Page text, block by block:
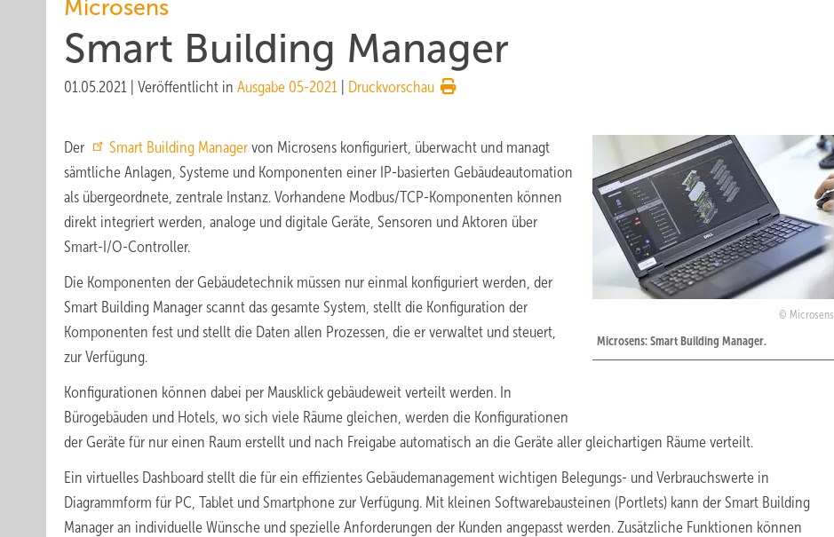
Microsens
Smart Building Manager
01.05.2021 Veröffentlicht in Ausgabe 05-2021 Druckvorschau
Microsens
Microsens: Smart Building Manager.
Der Smart Building Manager von Microsens konfiguriert, überwacht und managt
sämtliche Anlagen, Systeme und Komponenten einer IP-basierten Gebäudeautomation
als übergeordnete, zentrale Instanz. Vorhandene Modbus/TCP-Komponenten können
direkt integriert werden, analoge und digitale Geräte, Sensoren und Aktoren über
Smart-I/O-Controller.
Die Komponenten der Gebäudetechnik müssen nur einmal konfiguriert werden, der
Smart Building Manager scannt das gesamte System, stellt die Konfiguration der
Komponenten fest und stellt die Daten allen Prozessen, die er verwaltet und steuert,
zur Verfügung.
Konfigurationen können dabei per Mausklick gebäudeweit verteilt werden. In
Bürogebäuden und Hotels, wo sich viele Räume gleichen, werden die Konfigurationen
der Geräte für nur einen Raum erstellt und nach Freigabe automatisch an die Geräte aller gleichartigen Räume verteilt.
Ein virtuelles Dashboard stellt die für ein effizientes Gebäudemanagement wichtigen Belegungs- und Verbrauchswerte in
Diagrammform für PC, Tablet und Smartphone zur Verfügung. Mit kleinen Softwarebausteinen (Portlets) kann der Smart Building
Manager an individuelle Wünsche und spezielle Anforderungen der Kunden angepasst werden. Zusätzliche Funktionen können